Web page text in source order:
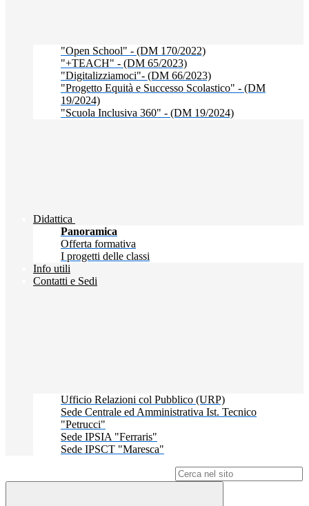
"Open School" - (DM 170/2022)
"+TEACH" - (DM 65/2023)
"Digitalizziamoci"- (DM 66/2023)
"Progetto Equità e Successo Scolastico" - (DM
19/2024)
"Scuola Inclusiva 360" - (DM 19/2024)
Didattica
Panoramica
Offerta formativa
I progetti delle classi
Info utili
Contatti e Sedi
Ufficio Relazioni col Pubblico (URP)
Sede Centrale ed Amministrativa Ist. Tecnico
"Petrucci"
Sede IPSIA "Ferraris"
Sede IPSCT "Maresca"